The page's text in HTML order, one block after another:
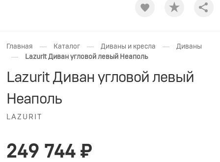
Главная — Каталог — Диваны и кресла — Диваны
— Lazurit Диван угловой левый Неаполь
Lazurit Диван угловой левый
Неаполь
LAZURIT
249 744 ₽